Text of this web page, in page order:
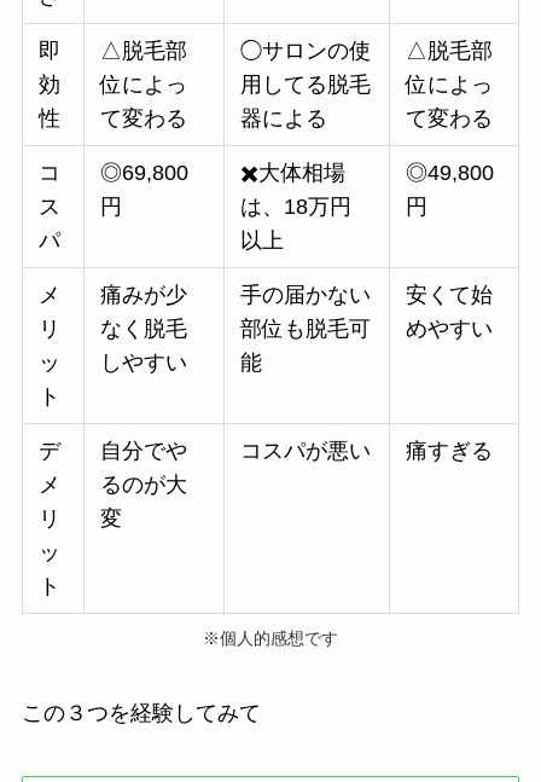
即
効
性
△脱毛部
位によっ
て変わる
◯サロンの使
用してる脱毛
器による
△脱毛部
位によっ
て変わる
コ
ス
パ
◎69,800
円
✖️大体相場
は、18万円
以上
◎49,800
円
メ
リ
ッ
ト
痛みが少
なく脱毛
しやすい
手の届かない
部位も脱毛可
能
安くて始
めやすい
デ
メ
リ
ッ
ト
自分でや
るのが大
変
コスパが悪い 痛すぎる
※個人的感想です
この３つを経験してみて